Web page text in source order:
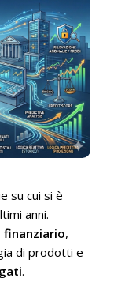
su cui si è
anni.
,
di prodotti e
.